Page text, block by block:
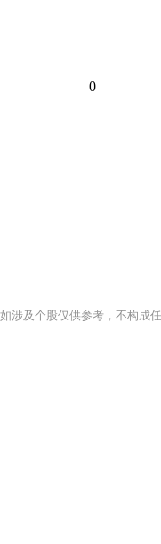
0
涉及个股仅供参考，不构成